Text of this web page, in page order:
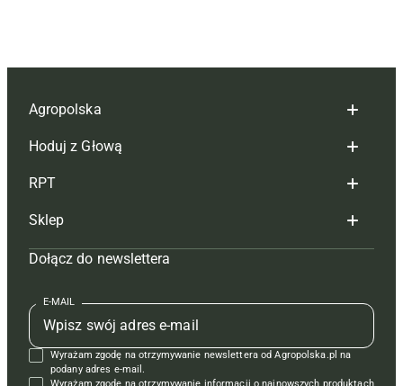
Agropolska
Redakcja
Reklama
Tagi
Mapa serwisu
Kontakt
Regulamin
Polityka prywatności
Hoduj z Głową
Hoduj z głową bydło
Hoduj z głową świnie
Prenumerata
Redakcja
Kontakt
Reklama
RPT
Redakcja
Prenumerata
Reklama
Kontakt
Krzyżówki
Sklep
Czasopisma i prenumerata
Książki
Regulamin
Dołącz do newslettera
E-MAIL
Wyrażam zgodę na otrzymywanie newslettera od Agropolska.pl na
podany adres e-mail.
Wyrażam zgodę na otrzymywanie informacji o najnowszych produktach